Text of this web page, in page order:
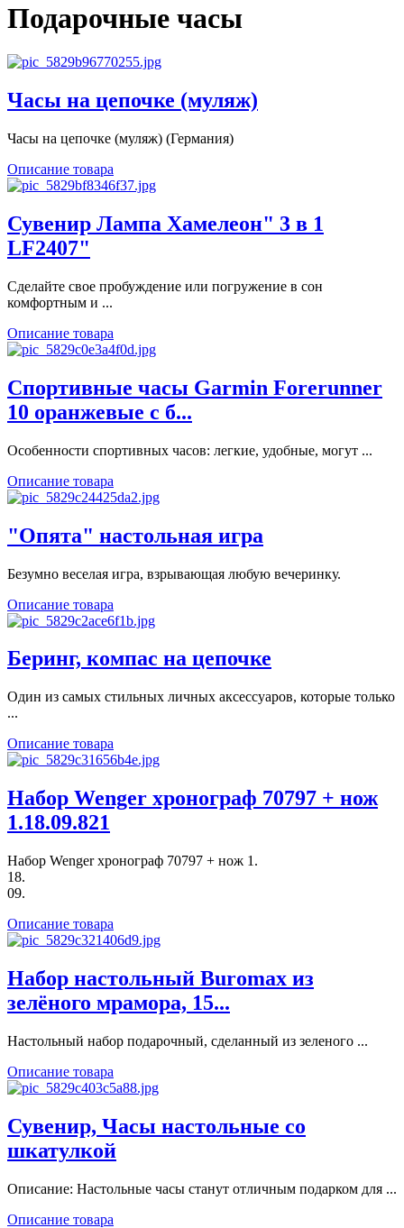
Подарочные часы
Часы на цепочке (муляж)
Часы на цепочке (муляж) (Германия)
Описание товара
Сувенир Лампа Хамелеон" 3 в 1
LF2407"
Сделайте свое пробуждение или погружение в сон
комфортным и ...
Описание товара
Спортивные часы Garmin Forerunner
10 оранжевые с б...
Особенности спортивных часов: легкие, удобные, могут ...
Описание товара
"Опята" настольная игра
Безумно веселая игра, взрывающая любую вечеринку.
Описание товара
Беринг, компас на цепочке
Один из самых стильных личных аксессуаров, которые только
...
Описание товара
Набор Wenger хронограф 70797 + нож
1.18.09.821
Набор Wenger хронограф 70797 + нож 1.
18.
09.
Описание товара
Набор настольный Buromax из
зелёного мрамора, 15...
Настольный набор подарочный, сделанный из зеленого ...
Описание товара
Сувенир, Часы настольные со
шкатулкой
Описание: Настольные часы станут отличным подарком для ...
Описание товара